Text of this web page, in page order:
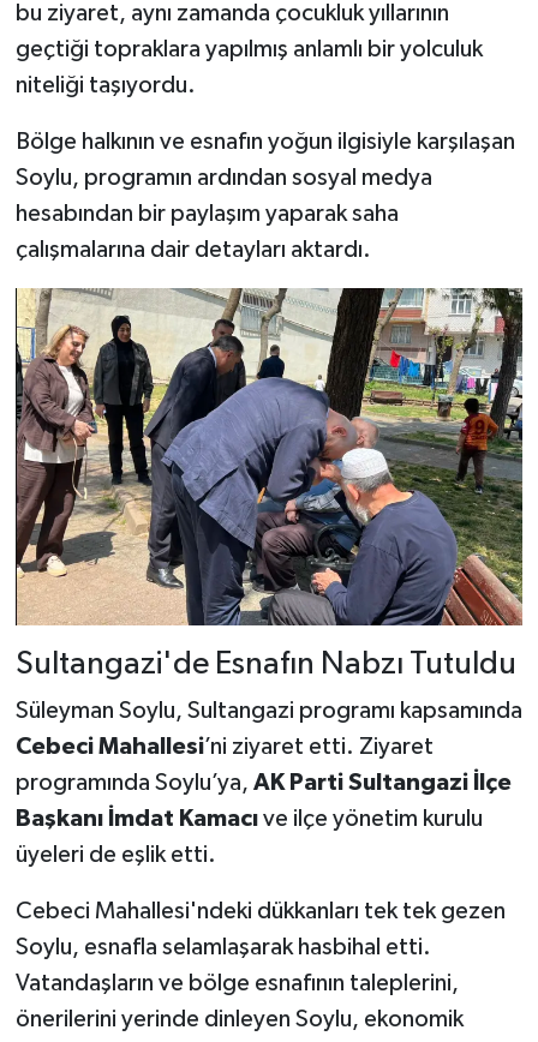
bu ziyaret, aynı zamanda çocukluk yıllarının
geçtiği topraklara yapılmış anlamlı bir yolculuk
niteliği taşıyordu.
Bölge halkının ve esnafın yoğun ilgisiyle karşılaşan
Soylu, programın ardından sosyal medya
hesabından bir paylaşım yaparak saha
çalışmalarına dair detayları aktardı.
Sultangazi'de Esnafın Nabzı Tutuldu
Süleyman Soylu, Sultangazi programı kapsamında
Cebeci Mahallesi’ni ziyaret etti. Ziyaret
programında Soylu’ya, AK Parti Sultangazi İlçe
Başkanı İmdat Kamacıve ilçe yönetim kurulu
üyeleri de eşlik etti.
Cebeci Mahallesi'ndeki dükkanları tek tek gezen
Soylu, esnafla selamlaşarak hasbihal etti.
Vatandaşların ve bölge esnafının taleplerini,
önerilerini yerinde dinleyen Soylu, ekonomik